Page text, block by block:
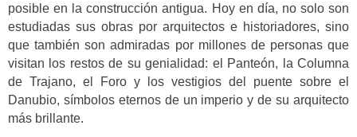
posible en la construcción antigua. Hoy en día, no solo son
estudiadas sus obras por arquitectos e historiadores, sino
que también son admiradas por millones de personas que
visitan los restos de su genialidad: el Panteón, la Columna
de Trajano, el Foro y los vestigios del puente sobre el
Danubio, símbolos eternos de un imperio y de su arquitecto
más brillante.